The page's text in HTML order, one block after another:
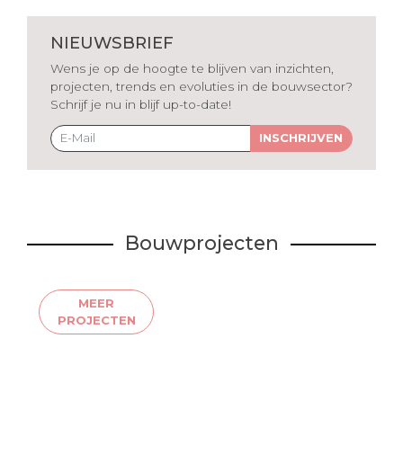
NIEUWSBRIEF
Wens je op de hoogte te blijven van inzichten,
projecten, trends en evoluties in de bouwsector?
Schrijf je nu in blijf up-to-date!
INSCHRIJVEN
Bouwprojecten
MEER
PROJECTEN